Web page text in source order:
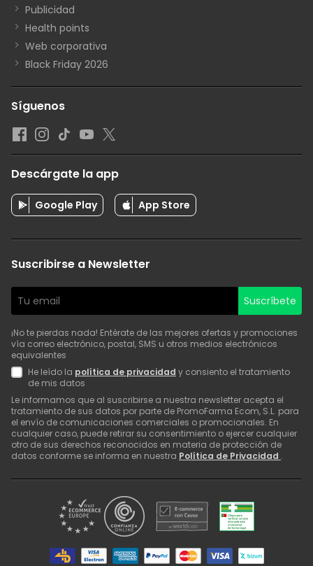
Publicidad
Health points
Web corporativa
Black Friday 2026
Síguenos
Descárgate la app
Google Play App Store
Suscribirse a Newsletter
Suscríbete
¡No te pierdas nada! Entérate de las mejores ofertas y promociones
vía correo electrónico, postal, SMS u otros medios electrónicos
equivalentes
He leído la política de privacidad y consiento el tratamiento
de mis datos
Le informamos que al suscribirse a nuestra newsletter acepta el
tratamiento de sus datos por parte de PromoFarma Ecom, S.L. para
el envío de comunicaciones comerciales o promocionales. En
cualquier caso, puede retirar su consentimiento o ejercer cualquier
otro de sus derechos reconocidos en materia de protección de
datos conforme se informa en nuestra Política de Privacidad .